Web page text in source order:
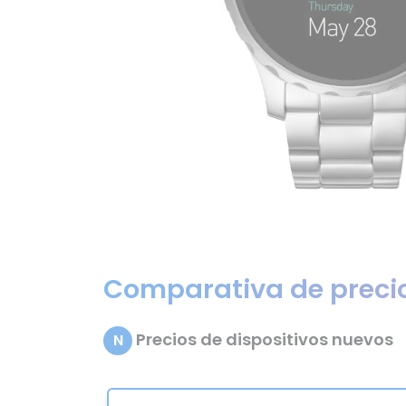
Comparativa de
N Precios de dispositivos nuevos